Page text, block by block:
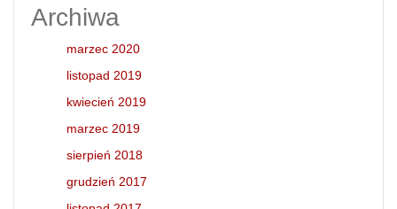
Archiwa
marzec 2020
listopad 2019
kwiecień 2019
marzec 2019
sierpień 2018
grudzień 2017